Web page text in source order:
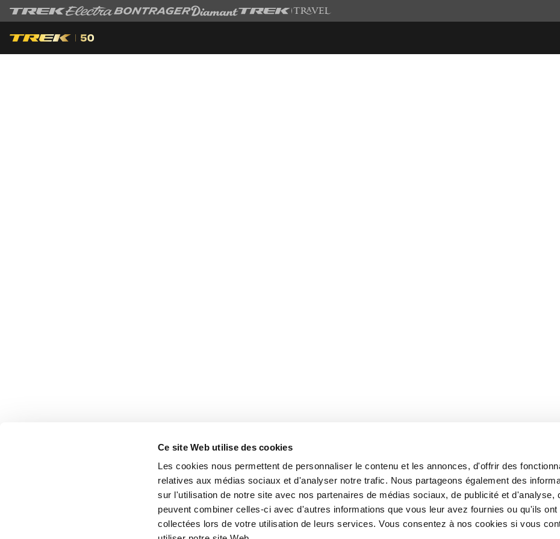
Ce site Web utilise des cookies
Les cookies nous permettent de personnaliser le contenu et les annonces, d'offrir des
relatives aux médias sociaux et d'analyser notre trafic. Nous partageons également des
sur l'utilisation de notre site avec nos partenaires de médias sociaux, de publicité et d'analyse,
peuvent combiner celles-ci avec d'autres informations que vous leur avez fournies ou qu'ils ont
collectées lors de votre utilisation de leurs services. Vous consentez à nos cookies si vous